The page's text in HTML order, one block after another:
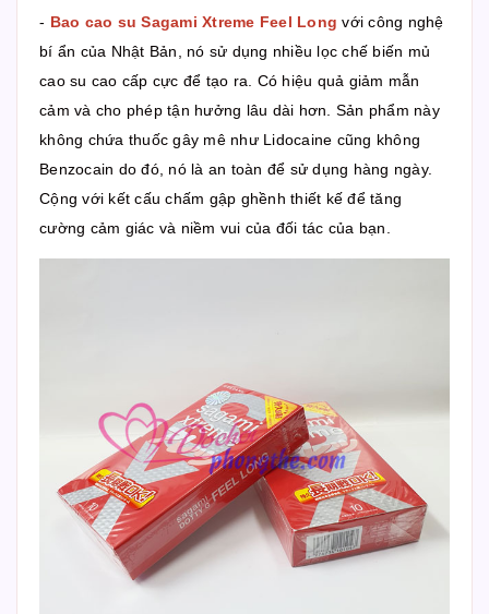
- Bao cao su Sagami Xtreme Feel Long với công nghệ
bí ẩn của Nhật Bản, nó sử dụng nhiều lọc chế biến mủ
cao su cao cấp cực để tạo ra. Có hiệu quả giảm mẫn
cảm và cho phép tận hưởng lâu dài hơn. Sản phẩm này
không chứa thuốc gây mê như Lidocaine cũng không
Benzocain do đó, nó là an toàn để sử dụng hàng ngày.
Cộng với kết cấu chấm gập ghềnh thiết kế để tăng
cường cảm giác và niềm vui của đối tác của bạn.